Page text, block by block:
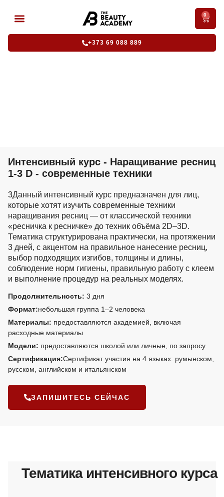
0
+373 69 088 889
Интенсивный курс - Наращивание ресниц
1-3 D - современные техники
3Данный интенсивный курс предназначен для лиц,
которые хотят изучить современные техники
наращивания ресниц — от классической техники
«ресничка к ресничке» до техник объёма 2D–3D.
Тематика структурирована практически, на протяжении
3 дней, с акцентом на правильное нанесение ресниц,
выбор подходящих изгибов, толщины и длины,
соблюдение норм гигиены, правильную работу с клеем
и выполнение процедур на реальных моделях.
Продолжительность: 3 дня
Формат:небольшая группа 1–2 человека
Материалы: предоставляются академией, включая
расходные материалы
Модели: предоставляются школой или личные, по запросу
Сертификация:Сертификат участия на 4 языках: румынском,
русском, английском и итальянском
ЗАПИШИТЕСЬ СЕЙЧАС
Тематика интенсивного курса